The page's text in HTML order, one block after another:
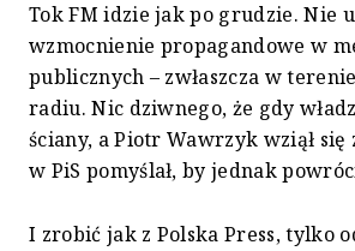
Tok FM idzie jak po grudzie. Nie
wzmocnienie propagandowe w
publicznych – zwłaszcza w
radiu. Nic dziwnego, że gdy
ściany, a Piotr Wawrzyk wziął się
w PiS pomyślał, by jednak
I zrobić jak z Polska Press, tylko